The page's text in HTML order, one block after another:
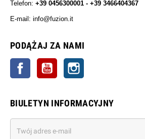
Telefon: +39 0456300001 - +39 3466404367
E-mail: info@fuzion.it
PODĄŻAJ ZA NAMI
Facebook YouTube
BIULETYN INFORMACYJNY